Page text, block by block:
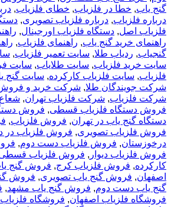
گنج یاب, خطا در فلزیاب, خطای فلزیاب,
درباره فلزیاب, درباره فلزیاب تصویری,
فلزیاب اصل, دستگاه فلزیاب اورجینال,
راهنمای خرید گنج یاب, راهنمای فلزیاب,
گنجیاب, ردیاب طلا, سایت تعمیر فلزیاب,
سایت خرید فلزیاب, سایت طلایاب, سایت
فلزیاب, سایت فلزیاب کارکرده, سایت گنج
شرکت جویندگان طلا, شرکت خرید و فروش
شرکت فلزیاب, شرکت فلزیاب تهران,
فروش دستگاه فلزیاب قسطی, فروش
دستگاه گنج یاب در تهران, فروش فلزیاب,
فروش فلزیاب تصویری, فروش فلزیاب در
درخوزستان, فروش فلزیاب دست دوم,
فروش فلزیاب دیوار , فروش فلزیاب
کارکرده, فروش فلزیاب کرج, فروش گنج
اصفهان, فروش گنج یاب تصویری, فروش
گنج یاب دست دوم, فروش گنج یاب مشهد,
فروشگاه فلزیاب اصفهان, فروشگاه فلزیاب